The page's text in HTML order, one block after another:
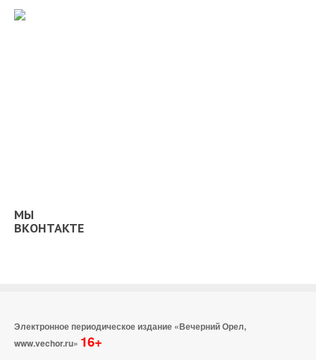
МЫ
ВКОНТАКТЕ
Электронное периодическое издание «Вечерний Орел,
www.vechor.ru» 16+